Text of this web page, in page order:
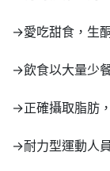
→愛吃甜食，生
→飲食以大量少
→正確攝取脂肪
→耐力型運動人